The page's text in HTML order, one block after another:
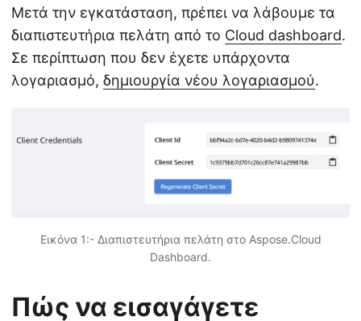
Μετά την εγκατάσταση, πρέπει να λάβουμε τα
διαπιστευτήρια πελάτη από το Cloud dashboard.
Σε περίπτωση που δεν έχετε υπάρχοντα
λογαριασμό, δημιουργία νέου λογαριασμού.
Εικόνα 1:- Διαπιστευτήρια πελάτη στο Aspose.Cloud
Dashboard.
Πώς να εισαγάγετε